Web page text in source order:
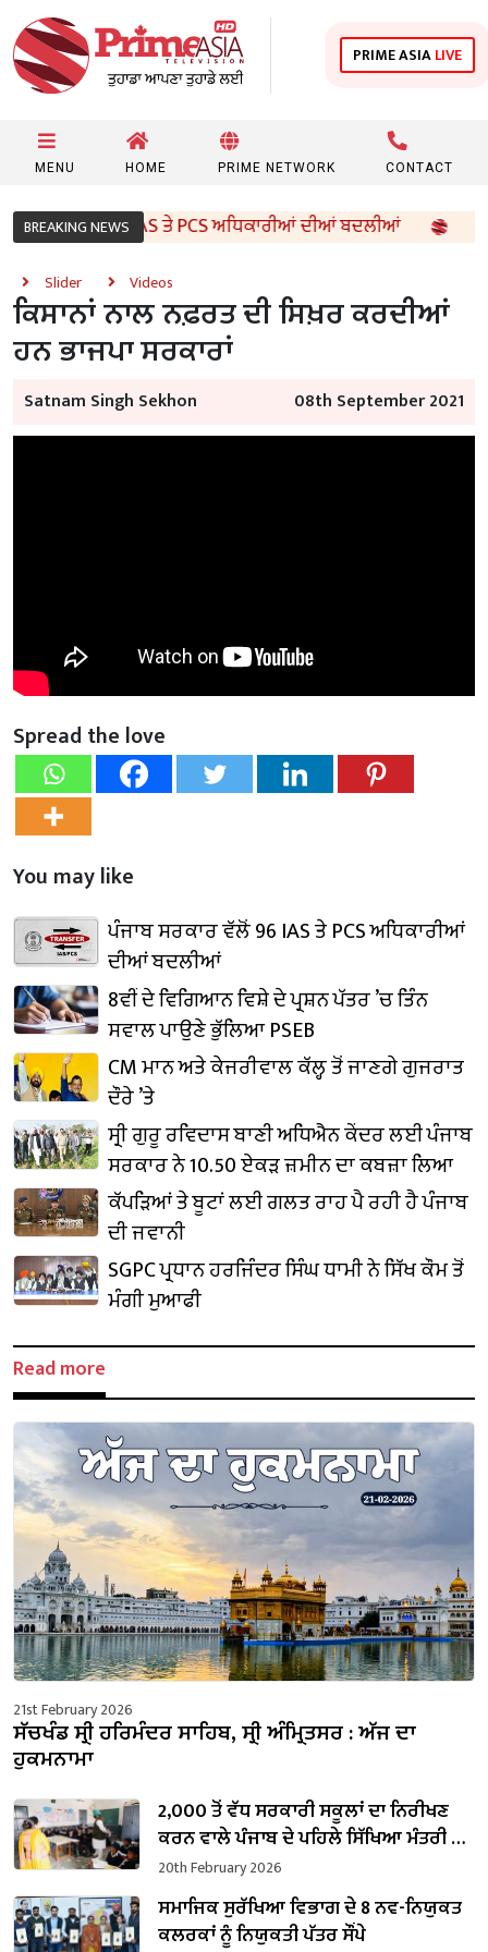
PRIME ASIALIVE
MENU HOME PRIME NETWORK CONTACT
BREAKING NEWS
ਵੱਲੋਂ 96 IAS ਤੇ PCS ਅਧਿਕਾਰੀਆਂ ਦੀਆਂ ਬਦਲੀਆਂ
Slider Videos
ਕਿਸਾਨਾਂ ਨਾਲ ਨਫ਼ਰਤ ਦੀ ਸਿਖ਼ਰ ਕਰਦੀਆਂ
ਹਨ ਭਾਜਪਾ ਸਰਕਾਰਾਂ
Satnam Singh Sekhon 08th September 2021
Spread the love
You may like
ਪੰਜਾਬ ਸਰਕਾਰ ਵੱਲੋਂ 96 IAS ਤੇ PCS ਅਧਿਕਾਰੀਆਂ
ਦੀਆਂ ਬਦਲੀਆਂ
8ਵੀਂ ਦੇ ਵਿਗਿਆਨ ਵਿਸ਼ੇ ਦੇ ਪ੍ਰਸ਼ਨ ਪੱਤਰ ’ਚ ਤਿੰਨ
ਸਵਾਲ ਪਾਉਣੇ ਭੁੱਲਿਆ PSEB
CM ਮਾਨ ਅਤੇ ਕੇਜਰੀਵਾਲ ਕੱਲ੍ਹ ਤੋਂ ਜਾਣਗੇ ਗੁਜਰਾਤ
ਦੌਰੇ ’ਤੇ
ਸ੍ਰੀ ਗੁਰੂ ਰਵਿਦਾਸ ਬਾਣੀ ਅਧਿਐਨ ਕੇਂਦਰ ਲਈ ਪੰਜਾਬ
ਸਰਕਾਰ ਨੇ 10.50 ਏਕੜ ਜ਼ਮੀਨ ਦਾ ਕਬਜ਼ਾ ਲਿਆ
ਕੱਪੜਿਆਂ ਤੇ ਬੂਟਾਂ ਲਈ ਗਲਤ ਰਾਹ ਪੈ ਰਹੀ ਹੈ ਪੰਜਾਬ
ਦੀ ਜਵਾਨੀ
SGPC ਪ੍ਰਧਾਨ ਹਰਜਿੰਦਰ ਸਿੰਘ ਧਾਮੀ ਨੇ ਸਿੱਖ ਕੌਮ ਤੋਂ
ਮੰਗੀ ਮੁਆਫੀ
Read more
21st February 2026
ਸੱਚਖੰਡ ਸ੍ਰੀ ਹਰਿਮੰਦਰ ਸਾਹਿਬ, ਸ੍ਰੀ ਅੰਮ੍ਰਿਤਸਰ : ਅੱਜ ਦਾ
ਹੁਕਮਨਾਮਾ
2,000 ਤੋਂ ਵੱਧ ਸਰਕਾਰੀ ਸਕੂਲਾਂ ਦਾ ਨਿਰੀਖਣ
ਕਰਨ ਵਾਲੇ ਪੰਜਾਬ ਦੇ ਪਹਿਲੇ ਸਿੱਖਿਆ ਮੰਤਰੀ ਬਣੇ
ਹਰਜੋਤ ਸਿੰਘ ਬੈਂਸ
20th February 2026
ਸਮਾਜਿਕ ਸੁਰੱਖਿਆ ਵਿਭਾਗ ਦੇ 8 ਨਵ-ਨਿਯੁਕਤ
ਕਲਰਕਾਂ ਨੂੰ ਨਿਯੁਕਤੀ ਪੱਤਰ ਸੌਂਪੇ